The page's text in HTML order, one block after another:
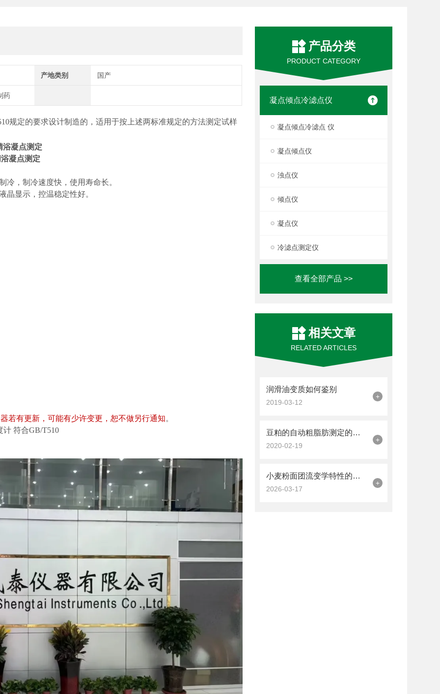
产品分类
PRODUCT CATEGORY
凝点倾点冷滤点仪
凝点倾点冷滤点 仪
凝点倾点仪
浊点仪
倾点仪
凝点仪
冷滤点测定仪
查看全部产品 >>
相关文章
RELATED ARTICLES
润滑油变质如何鉴别
2019-03-12
+
豆粕的自动粗脂肪测定的解决方案
2020-02-19
+
小麦粉面团流变学特性的测试方法
2026-03-17
+
产地类别 国产
药
规定的要求设计制造的，适用于按上述两标准规定的方法测定试样
浴凝点测定
凝点测定
冷，制冷速度快，使用寿命长。
晶显示，控温稳定性好。
若有更新，可能有少许变更，恕不做另行通知。
符合GB/T510